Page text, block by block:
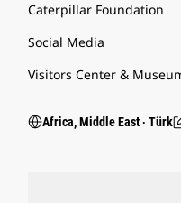
Caterpillar Foundation
Social Media
Visitors Center &
Africa, Middle East ‧ Türk